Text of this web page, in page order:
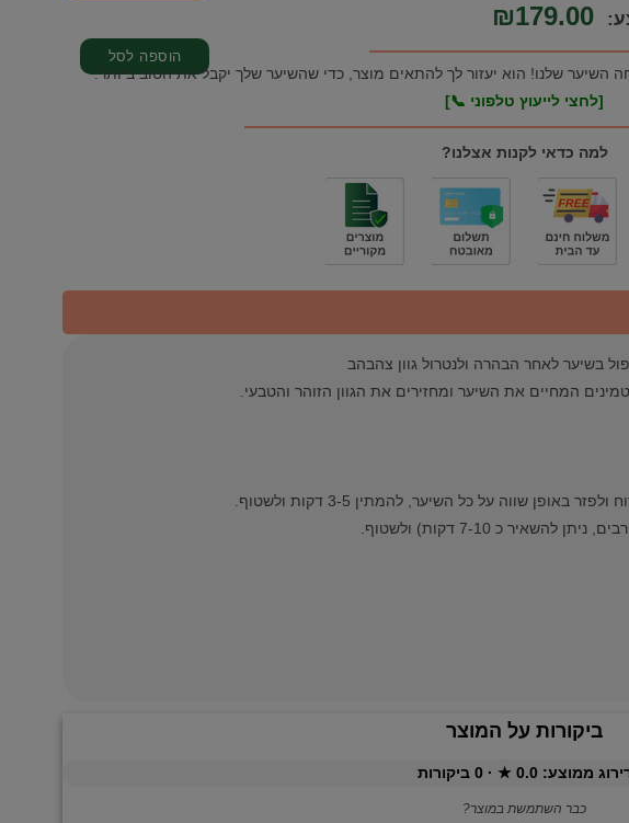
₪179.00
השיער שלנו! הוא יעזור לך להתאים מוצר, כדי שהשיער שלך יקבל את הטוב ביותר.
[לחצי לייעוץ טלפוני 📞]
למה כדאי לקנות אצלנו?
המחיים את השיער ומחזירים את הגוון הזוהר והטבעי.
שווה על כל השיער, להמתין 3-5 דקות ולשטוף.
כ 7-10 דקות) ולשטוף.
ביקורות על המוצר
ממוצע:0.0
★ ·
0 ביקורות
כבר השתמשת במוצר?